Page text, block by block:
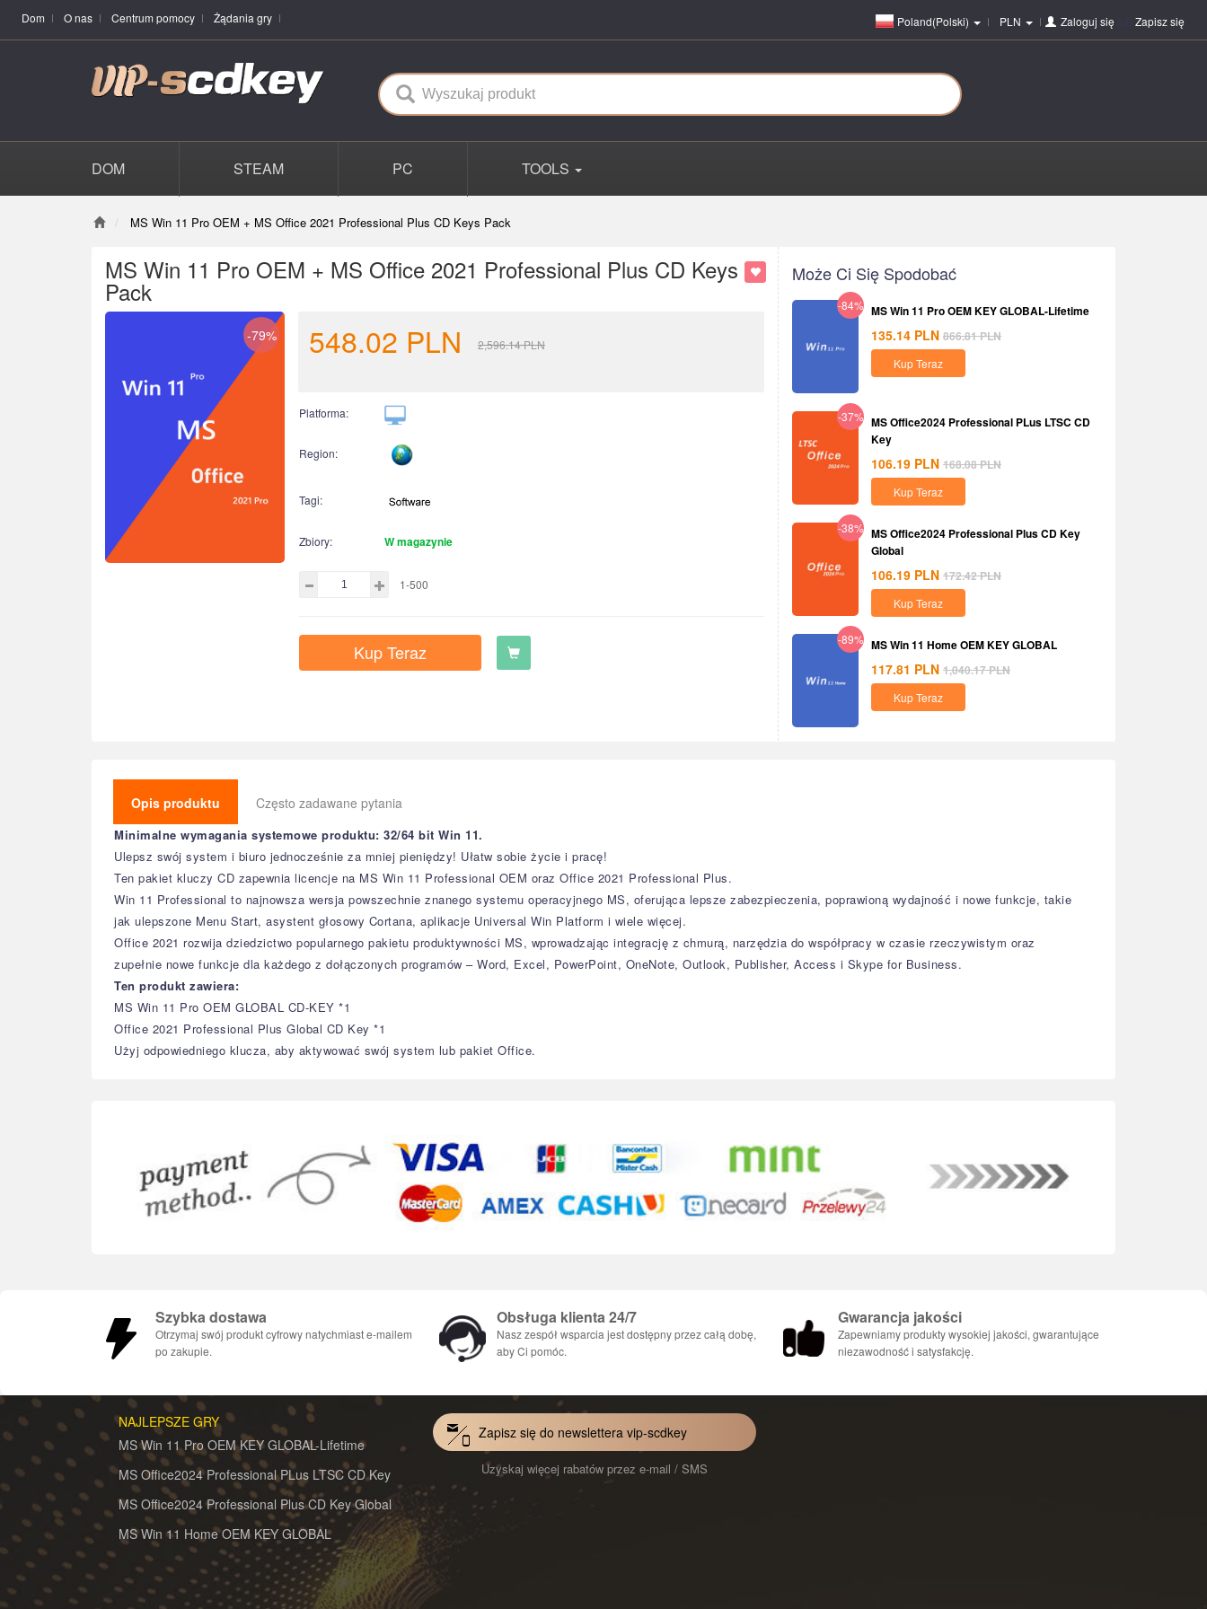
Dom O nas Centrum pomocy Żądania gry Poland(Polski) PLN Zaloguj się lub Zapisz się
DOM STEAM PC TOOLS
MS Win 11 Pro OEM + MS Office 2021 Professional Plus CD Keys Pack
MS Win 11 Pro OEM + MS Office 2021 Professional Plus CD Keys
Pack
-79% 548.02 PLN 2,596.14PLN
Platforma:
Region:
Tagi:
Zbiory: W magazynie
1-500
Kup Teraz
Może Ci Się Spodobać
-84% MS Win 11 Pro OEM KEY GLOBAL-Lifetime
135.14 PLN 866.81PLN
Kup Teraz
-37% MS Office2024 Professional PLus LTSC CD
Key
106.19 PLN 168.08PLN
Kup Teraz
-38% MS Office2024 Professional Plus CD Key
Global
106.19 PLN 172.42PLN
Kup Teraz
-89% MS Win 11 Home OEM KEY GLOBAL
117.81 PLN 1,040.17PLN
Kup Teraz
Opis produktu Często zadawane pytania
Minimalne wymagania systemowe produktu: 32/64 bit Win 11.
Ulepsz swój system i biuro jednocześnie za mniej pieniędzy! Ułatw sobie życie i pracę!
Ten pakiet kluczy CD zapewnia licencje na MS Win 11 Professional OEM oraz Office 2021 Professional Plus.
Win 11 Professional to najnowsza wersja powszechnie znanego systemu operacyjnego MS, oferująca lepsze zabezpieczenia, poprawioną wydajność i nowe funkcje, takie
jak ulepszone Menu Start, asystent głosowy Cortana, aplikacje Universal Win Platform i wiele więcej.
Office 2021 rozwija dziedzictwo popularnego pakietu produktywności MS, wprowadzając integrację z chmurą, narzędzia do współpracy w czasie rzeczywistym oraz
zupełnie nowe funkcje dla każdego z dołączonych programów – Word, Excel, PowerPoint, OneNote, Outlook, Publisher, Access i Skype for Business.
Ten produkt zawiera:
MS Win 11 Pro OEM GLOBAL CD-KEY *1
Office 2021 Professional Plus Global CD Key *1
Użyj odpowiedniego klucza, aby aktywować swój system lub pakiet Office.
Szybka dostawa
Otrzymaj swój produkt cyfrowy natychmiast e-mailem
po zakupie.
Obsługa klienta 24/7
Nasz zespół wsparcia jest dostępny przez całą dobę,
aby Ci pomóc.
Gwarancja jakości
Zapewniamy produkty wysokiej jakości, gwarantujące
niezawodność i satysfakcję.
NAJLEPSZE GRY
MS Win 11 Pro OEM KEY GLOBAL-Lifetime
MS Office2024 Professional PLus LTSC CD Key
MS Office2024 Professional Plus CD Key Global
MS Win 11 Home OEM KEY GLOBAL
Zapisz się do newslettera vip-scdkey
Uzyskaj więcej rabatów przez e-mail / SMS